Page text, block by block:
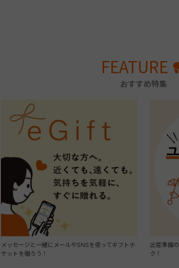
FEATURE
おすすめ特集
メッセージと一緒にメールやSNSを使ってギフトチ
ケットを贈ろう！
出産準備
ク！